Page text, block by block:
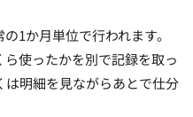
1か月単位で行われます。
ら使ったかを別で記録を取っ
明細を見ながらあとで仕分